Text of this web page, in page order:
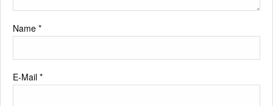
Name *
E-Mail *